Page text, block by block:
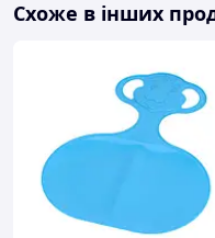
Схоже в інших